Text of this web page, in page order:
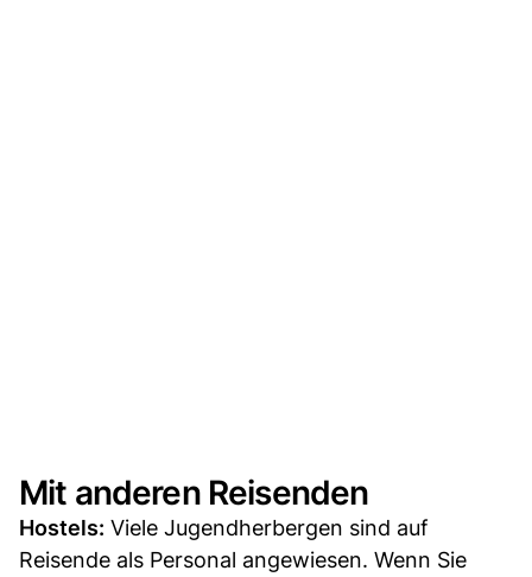
Mit anderen Reisenden
Hostels: Viele Jugendherbergen sind auf
Reisende als Personal angewiesen. Wenn Sie